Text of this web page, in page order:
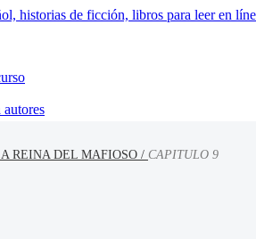
autores
REINA DEL MAFIOSO / CAPITULO 9